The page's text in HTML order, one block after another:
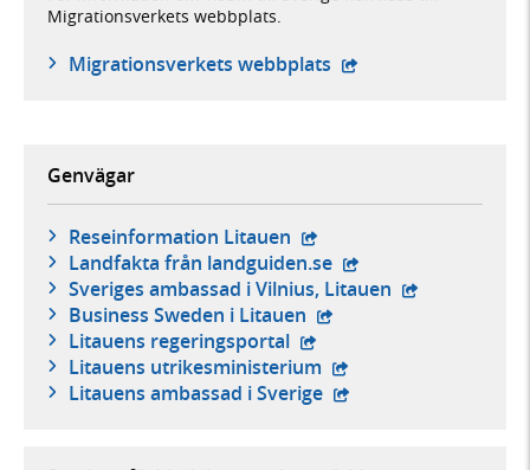
Migrationsverkets webbplats.
Migrationsverkets webbplats - öppnas i ny flik,
Genvägar
Reseinformation Litauen - extern webbplats,
Landfakta från landguiden.se - extern webbplats,
Sveriges ambassad i Vilnius, Litauen - extern
Business Sweden i Litauen - extern webbplats,
Litauens regeringsportal - extern webbplats,
Litauens utrikesministerium - extern webbplats,
Litauens ambassad i Sverige - extern webbplats,